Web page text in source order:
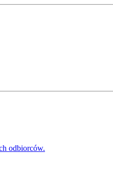
odbiorców.